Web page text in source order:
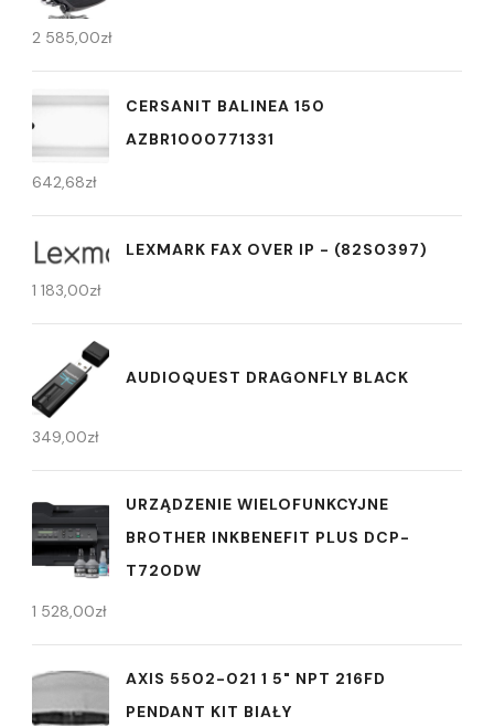
2 585,00zł
CERSANIT BALINEA 150
AZBR1000771331
642,68zł
LEXMARK FAX OVER IP - (82S0397)
1 183,00zł
AUDIOQUEST DRAGONFLY BLACK
349,00zł
URZĄDZENIE WIELOFUNKCYJNE
BROTHER INKBENEFIT PLUS DCP-
T720DW
1 528,00zł
AXIS 5502-021 1 5" NPT 216FD
PENDANT KIT BIAŁY